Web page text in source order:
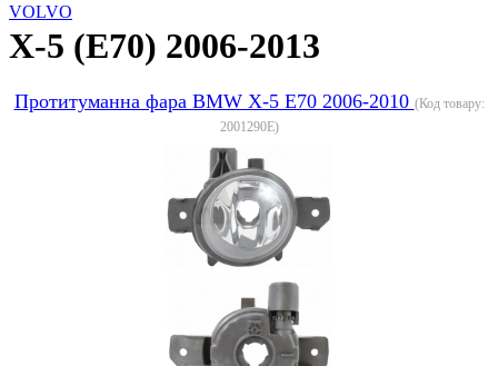
VOLVO
X-5 (E70) 2006-2013
Протитуманна фара BMW X-5 E70 2006-2010 (Код товару:
2001290E)